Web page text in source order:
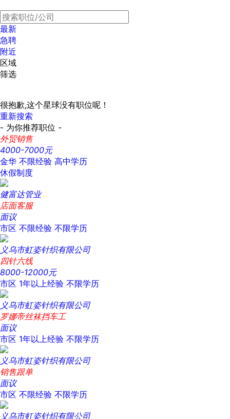
最新
急聘
附近
区域
筛选
很抱歉,这个星球没有职位呢！
重新搜索
- 为你推荐职位 -
外贸销售
4000-7000元
金华 不限经验 高中学历
休假制度
健富达管业
店面客服
面议
市区 不限经验 不限学历
义乌市虹姿针织有限公司
四针六线
8000-12000元
市区 1年以上经验 不限学历
义乌市虹姿针织有限公司
罗娜帝丝袜挡车工
面议
市区 1年以上经验 不限学历
义乌市虹姿针织有限公司
销售跟单
面议
市区 不限经验 不限学历
义乌市虹姿针织有限公司